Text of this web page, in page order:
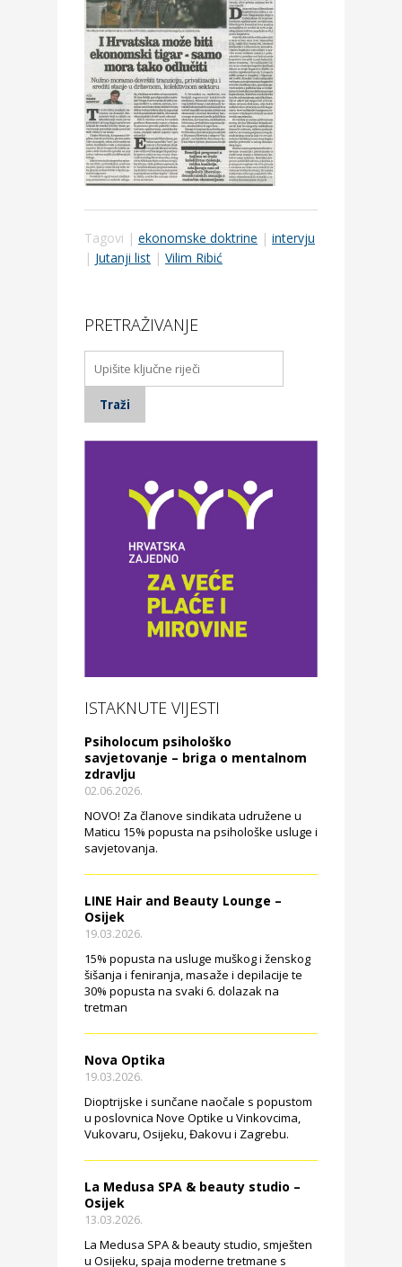
Tagovi | ekonomske doktrine | intervju
| Jutanji list | Vilim Ribić
PRETRAŽIVANJE
ISTAKNUTE VIJESTI
Psiholocum psihološko
savjetovanje – briga o mentalnom
zdravlju
02.06.2026.
NOVO! Za članove sindikata udružene u
Maticu 15% popusta na psihološke usluge i
savjetovanja.
LINE Hair and Beauty Lounge –
Osijek
19.03.2026.
15% popusta na usluge muškog i ženskog
šišanja i feniranja, masaže i depilacije te
30% popusta na svaki 6. dolazak na
tretman
Nova Optika
19.03.2026.
Dioptrijske i sunčane naočale s popustom
u poslovnica Nove Optike u Vinkovcima,
Vukovaru, Osijeku, Đakovu i Zagrebu.
La Medusa SPA & beauty studio –
Osijek
13.03.2026.
La Medusa SPA & beauty studio, smješten
u Osijeku, spaja moderne tretmane s